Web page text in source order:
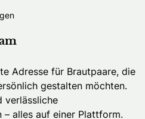
Adresse für Brautpaare, die
gestalten möchten.
verlässliche
– alles auf einer Plattform.